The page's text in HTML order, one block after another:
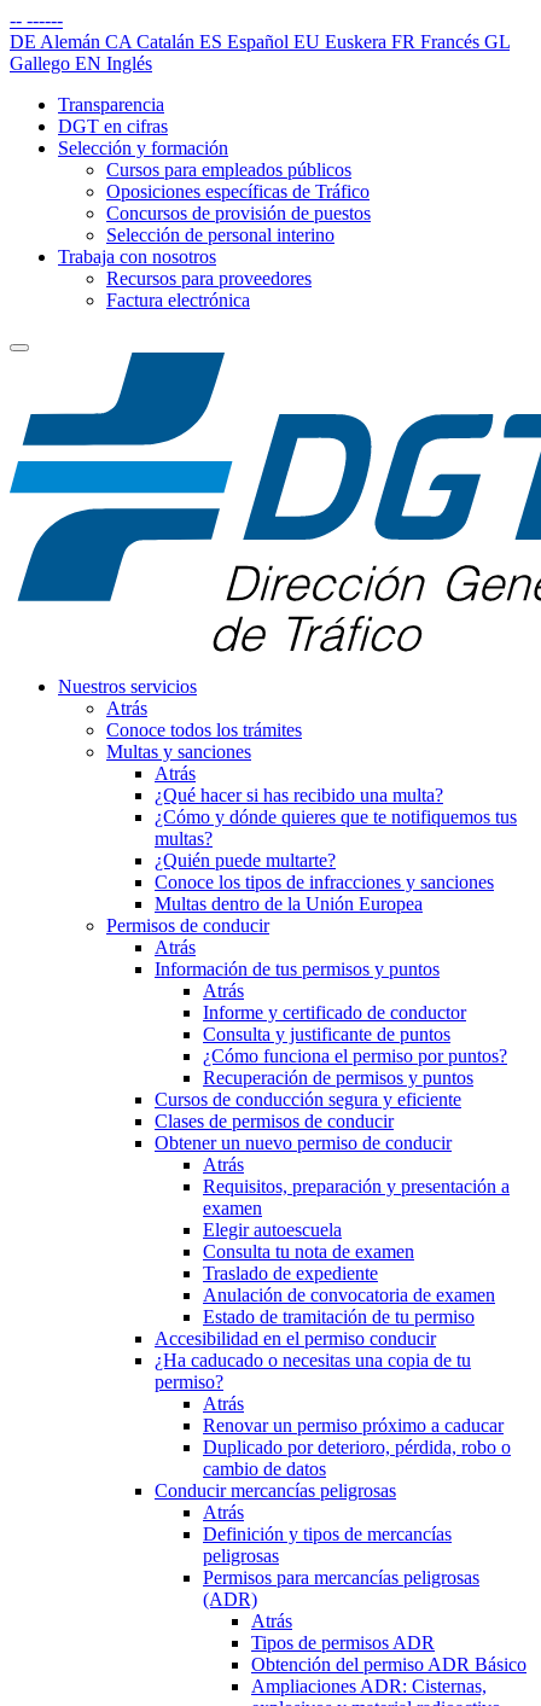
-- ------
DE Alemán CA Catalán ES Español EU Euskera FR Francés GL
Gallego EN Inglés
Transparencia
DGT en cifras
Selección y formación
Cursos para empleados públicos
Oposiciones específicas de Tráfico
Concursos de provisión de puestos
Selección de personal interino
Trabaja con nosotros
Recursos para proveedores
Factura electrónica
Nuestros servicios
Atrás
Conoce todos los trámites
Multas y sanciones
Atrás
¿Qué hacer si has recibido una multa?
¿Cómo y dónde quieres que te notifiquemos tus
multas?
¿Quién puede multarte?
Conoce los tipos de infracciones y sanciones
Multas dentro de la Unión Europea
Permisos de conducir
Atrás
Información de tus permisos y puntos
Atrás
Informe y certificado de conductor
Consulta y justificante de puntos
¿Cómo funciona el permiso por puntos?
Recuperación de permisos y puntos
Cursos de conducción segura y eficiente
Clases de permisos de conducir
Obtener un nuevo permiso de conducir
Atrás
Requisitos, preparación y presentación a
examen
Elegir autoescuela
Consulta tu nota de examen
Traslado de expediente
Anulación de convocatoria de examen
Estado de tramitación de tu permiso
Accesibilidad en el permiso conducir
¿Ha caducado o necesitas una copia de tu
permiso?
Atrás
Renovar un permiso próximo a caducar
Duplicado por deterioro, pérdida, robo o
cambio de datos
Conducir mercancías peligrosas
Atrás
Definición y tipos de mercancías
peligrosas
Permisos para mercancías peligrosas
(ADR)
Atrás
Tipos de permisos ADR
Obtención del permiso ADR Básico
Ampliaciones ADR: Cisternas,